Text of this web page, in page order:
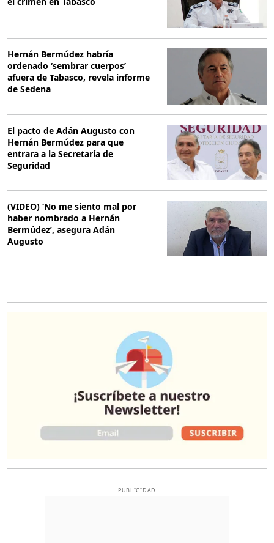
Hernán Bermúdez habría
ordenado ‘sembrar cuerpos’
afuera de Tabasco, revela informe
de Sedena
El pacto de Adán Augusto con
Hernán Bermúdez para que
entrara a la Secretaría de
Seguridad
(VIDEO) ‘No me siento mal por
haber nombrado a Hernán
Bermúdez’, asegura Adán
Augusto
PUBLICIDAD